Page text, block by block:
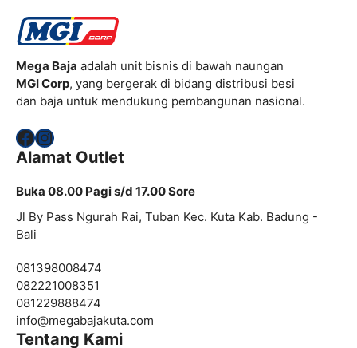
Mega Baja adalah unit bisnis di bawah naungan
MGI Corp, yang bergerak di bidang distribusi besi
dan baja untuk mendukung pembangunan nasional.
Facebook
Instagram
Alamat Outlet
Buka 08.00 Pagi s/d 17.00 Sore
Jl By Pass Ngurah Rai, Tuban Kec. Kuta Kab. Badung -
Bali
081398008474
082221008351
081229888474
info@megabajakuta.com
Tentang Kami